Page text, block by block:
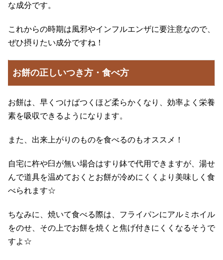
な成分です。
これからの時期は風邪やインフルエンザに要注意なので、
ぜひ摂りたい成分ですね！
お餅の正しいつき方・食べ方
お餅は、早くつけばつくほど柔らかくなり、効率よく栄養
素を吸収できるようになります。
また、出来上がりのものを食べるのもオススメ！
自宅に杵や臼が無い場合はすり鉢で代用できますが、湯せ
んで道具を温めておくとお餅が冷めにくくより美味しく食
べられます☆
ちなみに、焼いて食べる際は、フライパンにアルミホイル
をのせ、その上でお餅を焼くと焦げ付きにくくなるそうで
すよ☆